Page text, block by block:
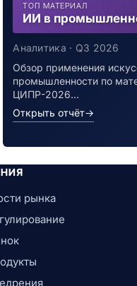
ТОП МАТЕРИАЛ
ИИ в
Аналитика · Q3 2026
Обзор применения
промышленности по
ЦИПР-2026…
Открыть отчёт→
рынка